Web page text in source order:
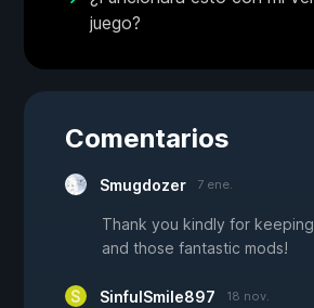
juego?
Comentarios
Smugdozer 7 ene.
Thank you kindly for
and those fantastic mods!
SinfulSmile897 18 nov.